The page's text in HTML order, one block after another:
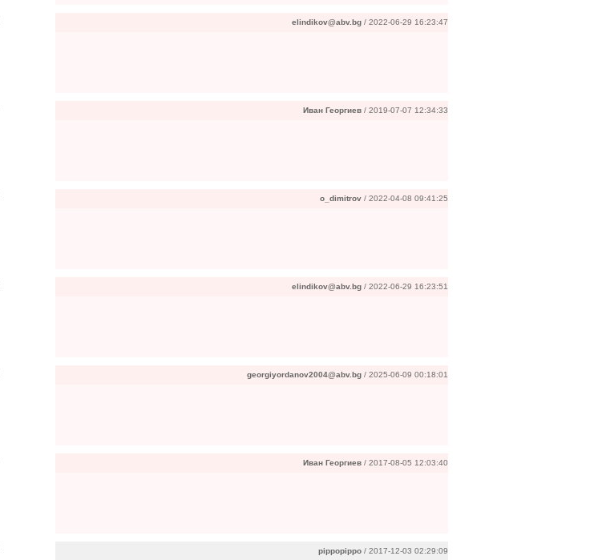
elindikov@abv.bg / 2022-06-29 16:23:47
Иван Георгиев / 2019-07-07 12:34:33
o_dimitrov / 2022-04-08 09:41:25
elindikov@abv.bg / 2022-06-29 16:23:51
georgiyordanov2004@abv.bg / 2025-06-09 00:18:01
Иван Георгиев / 2017-08-05 12:03:40
pippopippo / 2017-12-03 02:29:09